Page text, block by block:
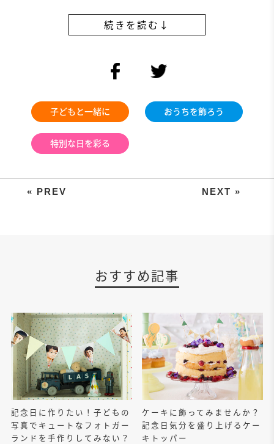
続きを読む↓
facebook
子どもと一緒に おうちを飾ろう
特別な日を彩る
いろんな国の言葉で伝える「あり
おすすめ記事
記念日に作りたい！子どもの
写真でキュートなフォトガー
ランドを手作りしてみない？
ケーキに飾ってみませんか？
記念日気分を盛り上げるケー
キトッパー